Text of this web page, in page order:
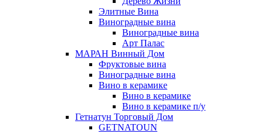
Элитные Вина
Виноградные вина
Виноградные вина
Арт Палас
МАРАН Винный Дом
Фруктовые вина
Виноградные вина
Вино в керамике
Вино в керамике
Вино в керамике п/у
Гетнатун Торговый Дом
GETNATOUN